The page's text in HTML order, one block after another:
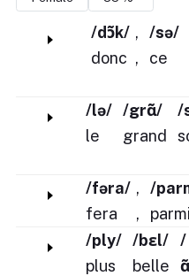
/dɔ̃k/
donc
,
,
/sə/
ce
/lə/
le
/grɑ̃/
grand
/
/fəra/
fera
,
,
/
parmi
/ply/
plus
/bɛl/
belle
/